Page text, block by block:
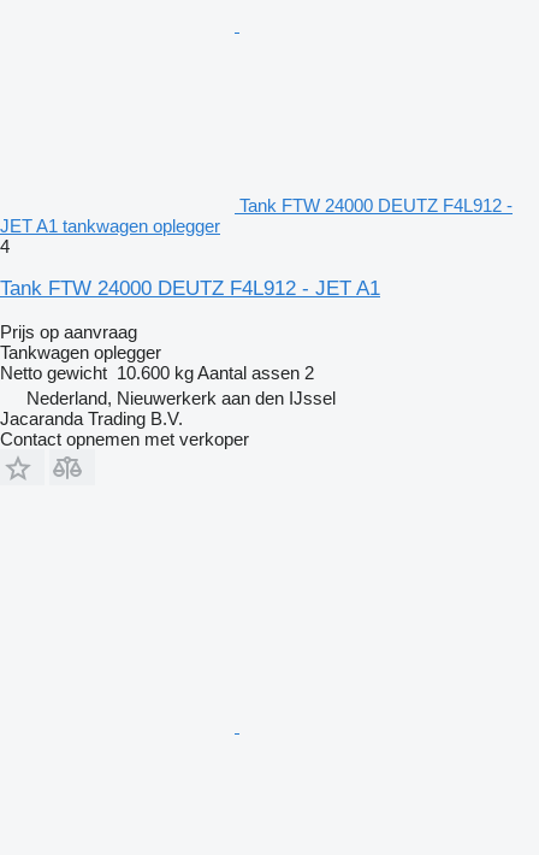
Tank FTW 24000 DEUTZ F4L912 -
JET A1 tankwagen oplegger
4
Tank FTW 24000 DEUTZ F4L912 - JET A1
Prijs op aanvraag
Tankwagen oplegger
Netto gewicht 10.600 kgAantal assen 2
Nederland, Nieuwerkerk aan den IJssel
Jacaranda Trading B.V.
Contact opnemen met verkoper